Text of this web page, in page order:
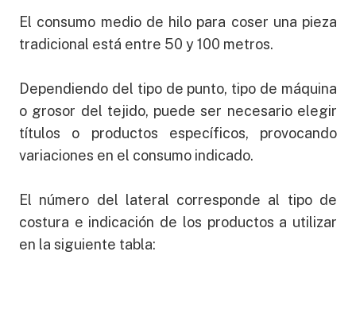
El consumo medio de hilo para coser una pieza
tradicional está entre 50 y 100 metros.
Dependiendo del tipo de punto, tipo de máquina
o grosor del tejido, puede ser necesario elegir
títulos o productos específicos, provocando
variaciones en el consumo indicado.
El número del lateral corresponde al tipo de
costura e indicación de los productos a utilizar
en la siguiente tabla: